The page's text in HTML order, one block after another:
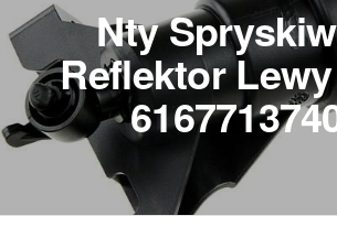
Nty
Reflektor